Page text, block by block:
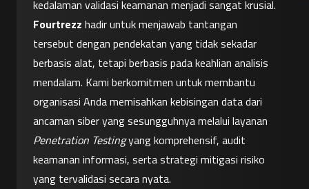
Fourtrezz hadir untuk menjawab tantangan
tersebut dengan pendekatan yang tidak sekadar
berbasis alat, tetapi berbasis pada keahlian analisis
mendalam. Kami berkomitmen untuk membantu
organisasi Anda memisahkan kebisingan data dari
Penetration Testing yang komprehensif, audit
keamanan informasi, serta strategi mitigasi risiko
yang tervalidasi secara nyata.